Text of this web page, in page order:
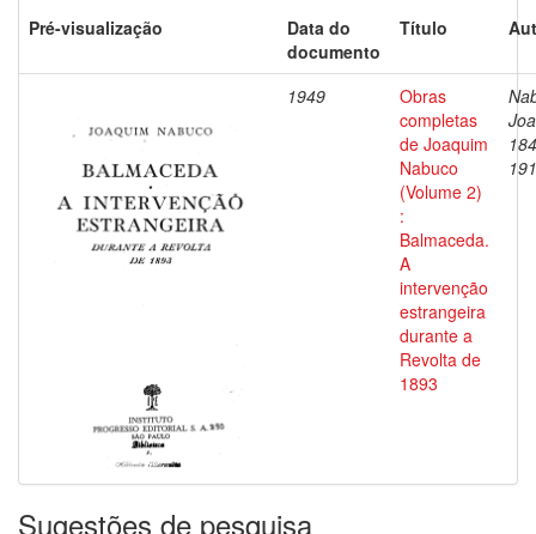
Pré-visualização
Data do
documento
Título
1949
Obras
completas
de Joaquim
Nabuco
(Volume 2)
:
Balmaceda.
A
intervenção
estrangeira
durante a
Revolta de
1893
Sugestões de pesquisa